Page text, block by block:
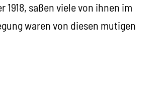
saßen viele von ihnen im
waren von diesen mutigen